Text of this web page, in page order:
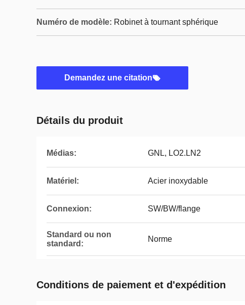
Numéro de modèle: Robinet à tournant sphérique
Demandez une citation
Détails du produit
Médias: GNL, LO2.LN2
Matériel: Acier inoxydable
Connexion: SW/BW/flange
Standard ou non
standard:
Norme
Conditions de paiement et d'expédition